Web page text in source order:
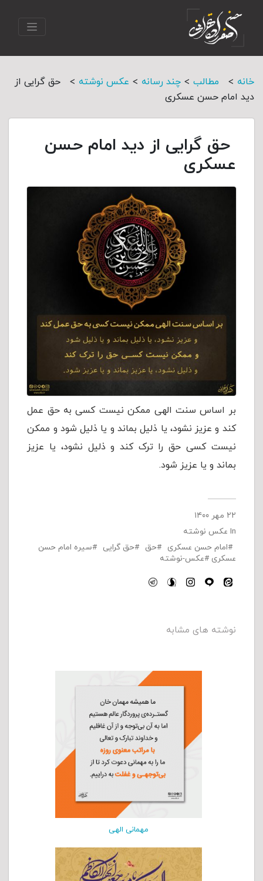
خانه > مطالب > چند رسانه > عکس نوشته >
حق گرایی از
دید امام حسن عسکری
حق گرایی از دید امام حسن
عسکری
بر اساس سنت الهی ممکن نیست کسی به حق عمل
کند و عزیز نشود، یا ذلیل بماند و یا ذلیل شود و ممکن
نیست کسی حق را ترک کند و ذلیل نشود، یا عزیز
بماند و یا عزیز شود.
۲۲ مهر ۱۴۰۰
In عکس نوشته
امام حسن عسکری
حق حق گرایی
سیره امام حسن
عسکری
عکس-نوشته
نوشته های مشابه
مهمانی الهی